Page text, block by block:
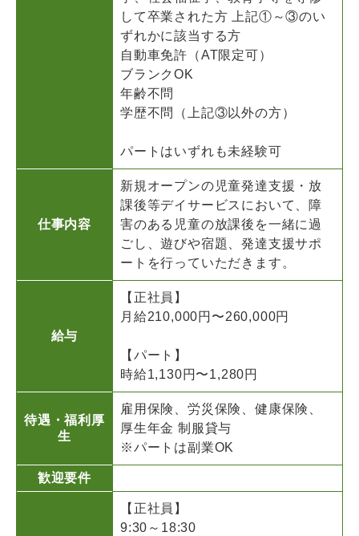
して卒業された方 上記①～③のい
ずれかに該当する方
自動車免許（AT限定可）
ブランクOK
年齢不問
学歴不問（上記③以外の方）
パートはいずれも未経験可
仕事内容
新規オープンの児童発達支援・放
課後等デイサービスにおいて、障
害のある児童の放課後を一緒に過
ごし、遊びや宿題、発達支援サポ
ートを行っていただきます。
給与
【正社員】
月給210,000円〜260,000円
【パート】
時給1,130円〜1,280円
待遇・福利厚
生
雇用保険、労災保険、健康保険、
厚生年金 制服貸与
※パートは副業OK
歓迎要件
【正社員】
9:30～18:30